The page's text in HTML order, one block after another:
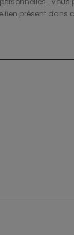
lien présent dans